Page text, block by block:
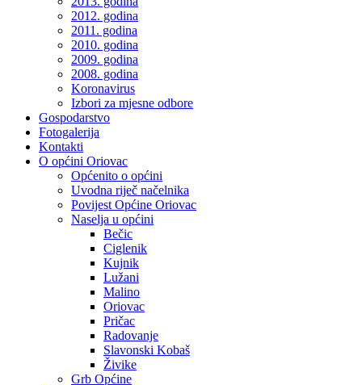
2012. godina
2011. godina
2010. godina
2009. godina
2008. godina
Koronavirus
Izbori za mjesne odbore
Gospodarstvo
Fotogalerija
Kontakti
O općini Oriovac
Općenito o općini
Uvodna riječ načelnika
Povijest Općine Oriovac
Naselja u općini
Bečic
Ciglenik
Kujnik
Lužani
Malino
Oriovac
Pričac
Radovanje
Slavonski Kobaš
Živike
Grb Općine